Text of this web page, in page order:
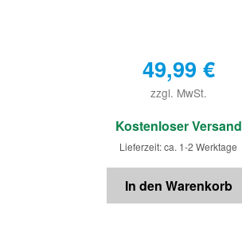
49,99 €
zzgl. MwSt.
€
Kostenloser Versand
Lieferzeit: ca. 1-2 Werktage
In den Warenkorb